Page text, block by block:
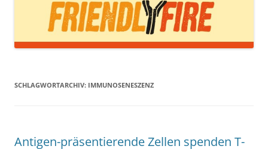
SCHLAGWORTARCHIV: IMMUNOSENESZENZ
Antigen-präsentierende Zellen spenden T-